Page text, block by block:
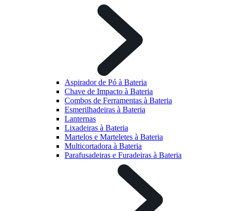
Aspirador de Pó à Bateria
Chave de Impacto à Bateria
Combos de Ferramentas à Bateria
Esmerilhadeiras à Bateria
Lanternas
Lixadeiras à Bateria
Martelos e Marteletes à Bateria
Multicortadora à Bateria
Parafusadeiras e Furadeiras à Bateria